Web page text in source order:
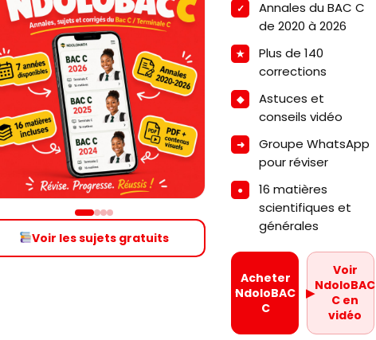
Voir les sujets gratuits
Annales du BAC C
de 2020 à 2026
Plus de 140
corrections
Astuces et
conseils vidéo
Groupe WhatsApp
pour réviser
16 matières
scientifiques et
générales
Acheter
NdoloBAC
C
▶
Voir
NdoloBAC
C en
vidéo